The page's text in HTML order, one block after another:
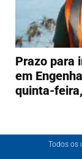
Prazo para
em
quinta-
Todos os